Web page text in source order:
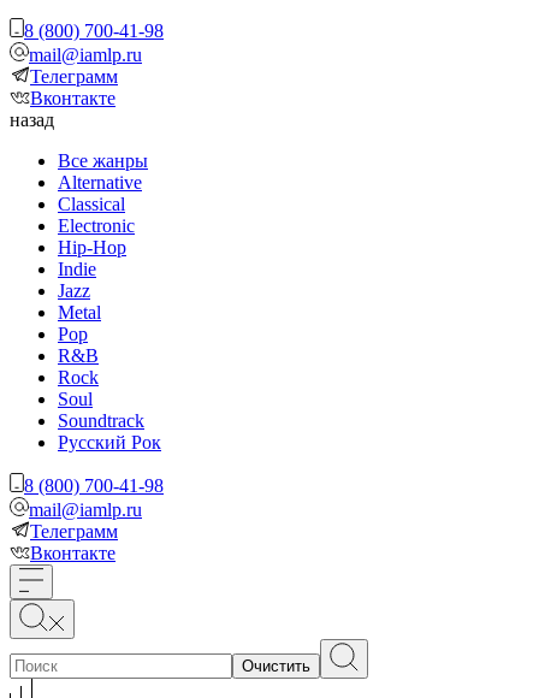
8 (800) 700-41-98
mail@iamlp.ru
Телеграмм
Вконтакте
назад
Все жанры
Alternative
Classical
Electronic
Hip-Hop
Indie
Jazz
Metal
Pop
R&B
Rock
Soul
Soundtrack
Русский Рок
8 (800) 700-41-98
mail@iamlp.ru
Телеграмм
Вконтакте
Очистить